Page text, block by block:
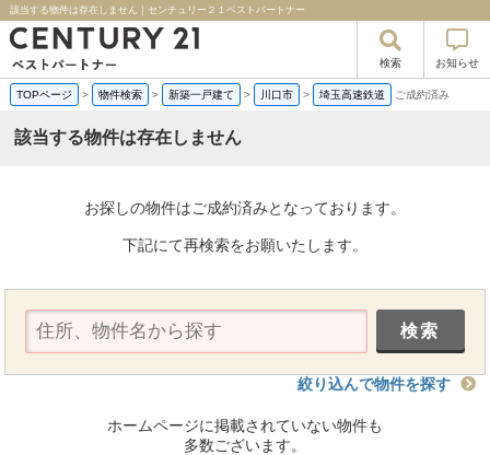
該当する物件は存在しません｜センチュリー２１ベストパートナー
検索 お知らせ
TOPページ > 物件検索 > 新築一戸建て > 川口市 > 埼玉高速鉄道 ご成約済み
該当する物件は存在しません
お探しの物件はご成約済みとなっております。
下記にて再検索をお願いたします。
絞り込んで物件を探す
ホームページに掲載されていない物件も
多数ございます。